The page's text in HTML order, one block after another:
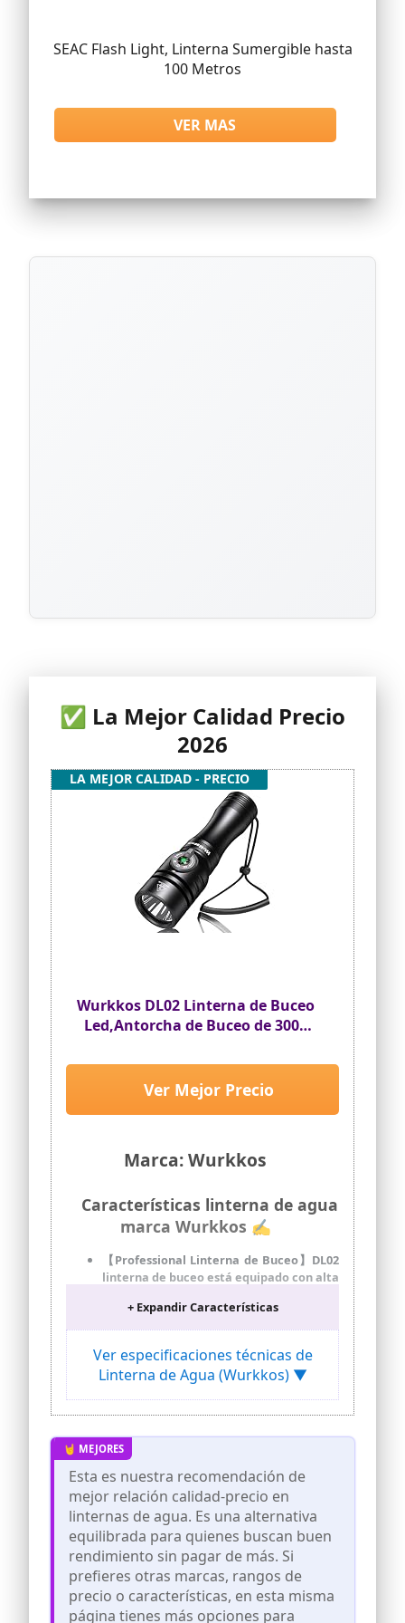
SEAC Flash Light, Linterna Sumergible hasta
100 Metros
VER MAS
✅ La Mejor Calidad Precio
2026
Wurkkos DL02 Linterna de Buceo
Led,Antorcha de Buceo de 3000
Marca: Wurkkos
Ver Mejor Precio
LA MEJOR CALIDAD - PRECIO
Características linterna de agua
marca Wurkkos ✍
【Professional Linterna de Buceo】DL02
linterna de buceo está equipado con alta
puede alcanzar 3000 lúmenes, la
distancia máxima del haz hasta
496m/1627ft. Le proporciona un amplio
campo de visión para que pueda ver más
lejos y más claro.
【3 modos de luz e interruptor giratorio
magnético】Esta lámpara de buceo
subacuática tiene 3 niveles de brillo,
fácilmente ajustables con un interruptor
giratorio en el lateral del cabezal. 3
modos de iluminación satisfacen tus
diferentes necesidades (alto 3000 lm >
medio 1000 lm > bajo 300 lm).
【IPX8 a prueba de agua y 100 m bajo el
agua】 La linterna de buceo profesional
DL02 tiene un diseño de sello especial
con IPX8 a prueba de agua, una
profundidad máxima de buceo bajo el
+ Expandir Características
Ver especificaciones técnicas de
Linterna de Agua (Wurkkos) ▼
Esta es nuestra recomendación de
mejor relación calidad-precio en
linternas de agua. Es una alternativa
equilibrada para quienes buscan buen
rendimiento sin pagar de más. Si
prefieres otras marcas, rangos de
precio o características, en esta misma
página tienes más opciones para